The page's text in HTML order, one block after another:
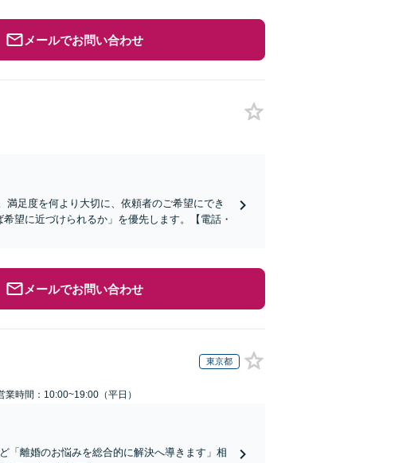
メールでお問い合わせ
満足度を何より大切に、依頼者のご希望にでき
望に近づけられるか」を優先します。【電話・
メールでお問い合わせ
東京都
業時間：10:00~19:00（平日）
「離婚のお悩みを総合的に解決へ導きます」相